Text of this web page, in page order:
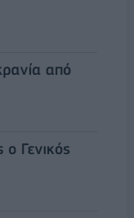
από
ο Γενικός